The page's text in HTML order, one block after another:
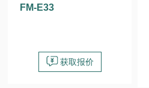
FM-E33
获取报价